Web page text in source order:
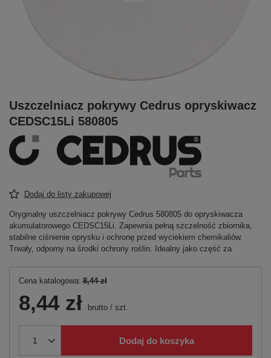
Uszczelniacz pokrywy Cedrus opryskiwacz
CEDSC15Li 580805
Dodaj do listy zakupowej
Oryginalny uszczelniacz pokrywy Cedrus 580805 do opryskiwacza
akumulatorowego CEDSC15Li. Zapewnia pełną szczelność zbiornika,
stabilne ciśnienie oprysku i ochronę przed wyciekiem chemikaliów.
Trwały, odporny na środki ochrony roślin. Idealny jako część za
Cena katalogowa: 8,44 zł
8,44 zł brutto / szt.
Dodaj do koszyka